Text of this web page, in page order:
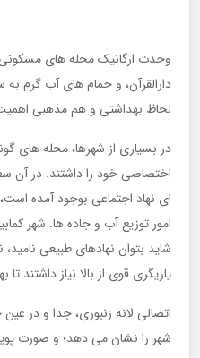
وحدت ارگانیک محله های
دارالقرآن، و حمام های آب گرم
لحاظ بهداشتی و هم مذهبی
در بسیاری از شهرها، محله های
اختصاصی خود را داشتند. در آن
ای نهاد اجتماعی بوجود آمده
امور توزیع آب و جاده ها. شهر
شاید بتوان نهادهای طبیعی
یاریگری قوی از بالا نیاز داشتند تا
اتصالی لانه زنبوری، جدا و در
شهر را نشان می دهد؛ و صورت